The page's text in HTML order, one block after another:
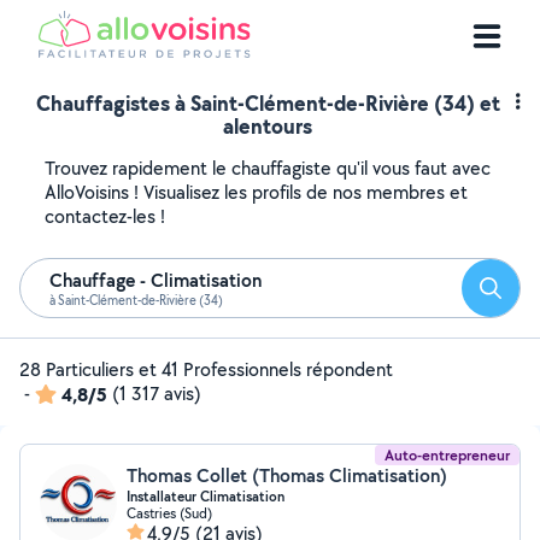
Chauffagistes à Saint-Clément-de-Rivière (34) et
alentours
Trouvez rapidement le chauffagiste qu'il vous faut avec
AlloVoisins ! Visualisez les profils de nos membres et
contactez-les !
Chauffage - Climatisation
à Saint-Clément-de-Rivière (34)
28 Particuliers et 41 Professionnels répondent
-
4,8/5 (1 317 avis)
Auto-entrepreneur
Thomas Collet (Thomas Climatisation)
Installateur Climatisation
Castries (Sud)
4,9/5 (21 avis)